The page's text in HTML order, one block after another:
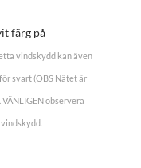
färg på
vindskydd kan även
svart (OBS Nätet är
observera